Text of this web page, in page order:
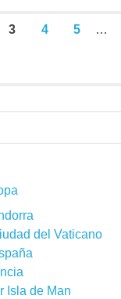
3 4 5 …
del Vaticano
Isla de Man